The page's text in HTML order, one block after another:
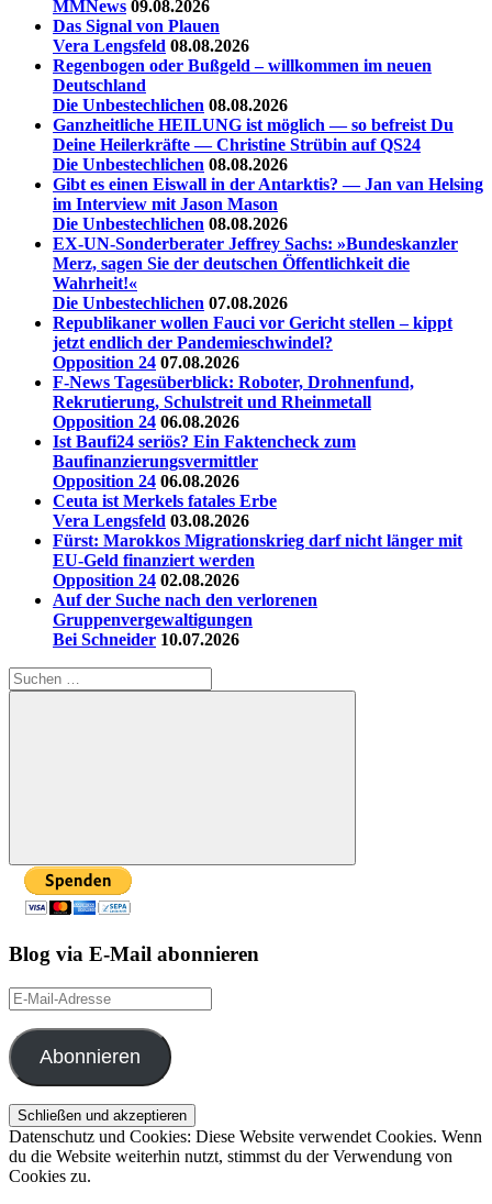
MMNews 09.08.2026
Das Signal von Plauen
Vera Lengsfeld 08.08.2026
Regenbogen oder Bußgeld – willkommen im neuen
Deutschland
Die Unbestechlichen 08.08.2026
Ganzheitliche HEILUNG ist möglich — so befreist Du
Deine Heilerkräfte — Christine Strübin auf QS24
Die Unbestechlichen 08.08.2026
Gibt es einen Eiswall in der Antarktis? — Jan van Helsing
im Interview mit Jason Mason
Die Unbestechlichen 08.08.2026
EX-UN-Sonderberater Jeffrey Sachs: »Bundeskanzler
Merz, sagen Sie der deutschen Öffentlichkeit die
Wahrheit!«
Die Unbestechlichen 07.08.2026
Republikaner wollen Fauci vor Gericht stellen – kippt
jetzt endlich der Pandemieschwindel?
Opposition 24 07.08.2026
F-News Tagesüberblick: Roboter, Drohnenfund,
Rekrutierung, Schulstreit und Rheinmetall
Opposition 24 06.08.2026
Ist Baufi24 seriös? Ein Faktencheck zum
Baufinanzierungsvermittler
Opposition 24 06.08.2026
Ceuta ist Merkels fatales Erbe
Vera Lengsfeld 03.08.2026
Fürst: Marokkos Migrationskrieg darf nicht länger mit
EU-Geld finanziert werden
Opposition 24 02.08.2026
Auf der Suche nach den verlorenen
Gruppenvergewaltigungen
Bei Schneider 10.07.2026
Suchen
nach:
Suchen
Blog via E-Mail abonnieren
E-
Mail-
Adresse
Abonnieren
Datenschutz und Cookies: Diese Website verwendet Cookies. Wenn
du die Website weiterhin nutzt, stimmst du der Verwendung von
Cookies zu.